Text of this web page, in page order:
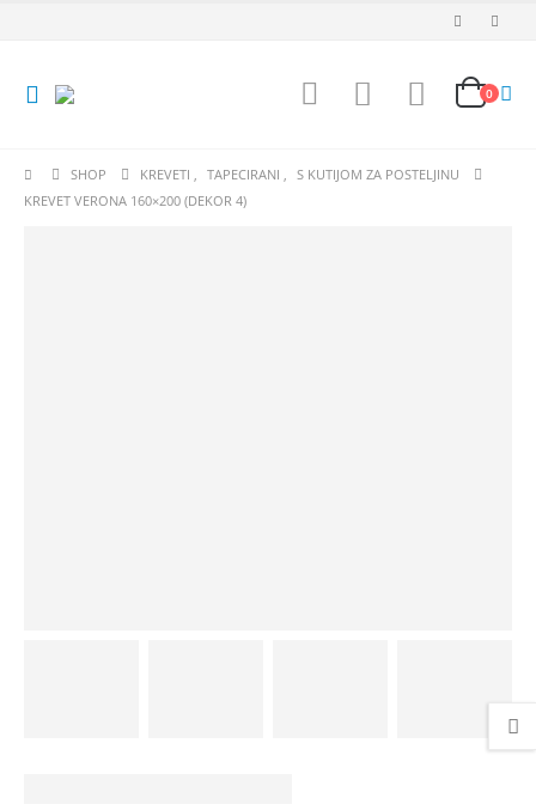
0
SHOP KREVETI , TAPECIRANI ,
S KUTIJOM ZA POSTELJINU
KREVET VERONA 160×200 (DEKOR 4)